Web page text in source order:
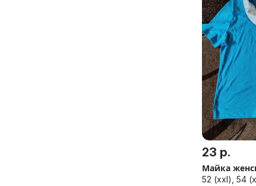
23 р.
Майка
52 (xxl), 54